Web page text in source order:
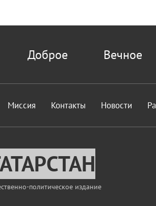
Доброе Вечное
Миссия Контакты Новости
политическое издание